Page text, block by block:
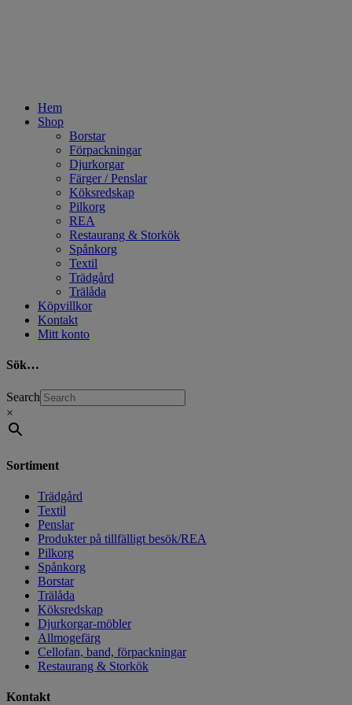
Hem
Shop
Borstar
Förpackningar
Djurkorgar
Färger / Penslar
Köksredskap
Pilkorg
REA
Restaurang & Storkök
Spånkorg
Textil
Trädgård
Trälåda
Köpvillkor
Kontakt
Mitt konto
Sök…
Search
×
Sortiment
Trädgård
Textil
Penslar
Produkter på tillfälligt besök/REA
Pilkorg
Spånkorg
Borstar
Trälåda
Köksredskap
Djurkorgar-möbler
Allmogefärg
Cellofan, band, förpackningar
Restaurang & Storkök
Kontakt